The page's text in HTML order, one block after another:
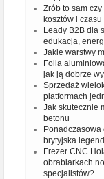
Zrób to sam
kosztów i
Leady B2B dla
edukacja,
Jakie warstwy
Folia
jak ją dobrze
Sprzedaż
platformach
Jak skutecznie
betonu
brytyjska
Frezer CNC
obrabiarkach
specjalistów?